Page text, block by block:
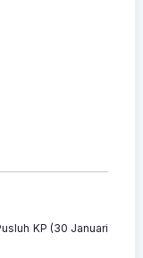
KP (30 Januari